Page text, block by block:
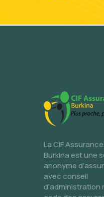
La CIF
Burkina est une
anonyme
avec conseil
d’administration